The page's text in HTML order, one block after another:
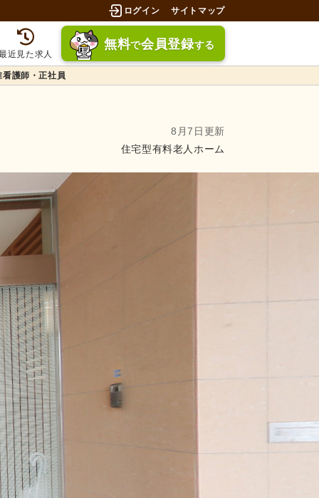
ログイン サイトマップ
近見た求人
無料で会員登録する
看護師・正社員
8月7日更新
住宅型有料老人ホーム